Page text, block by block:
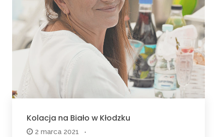
Kolacja na Biało w Kłodzku
2 marca 2021